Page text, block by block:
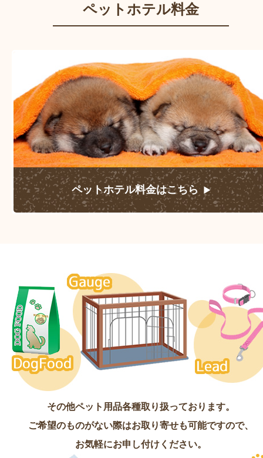
ペットホテル料金
ペットホテル料金はこちら
その他ペット用品各種取り扱っております。
ご希望のものがない際はお取り寄せも可能ですので、
お気軽にお申し付けください。